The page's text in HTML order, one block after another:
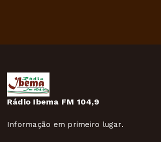
Rádio Ibema FM 104,9
Informação em primeiro lugar.